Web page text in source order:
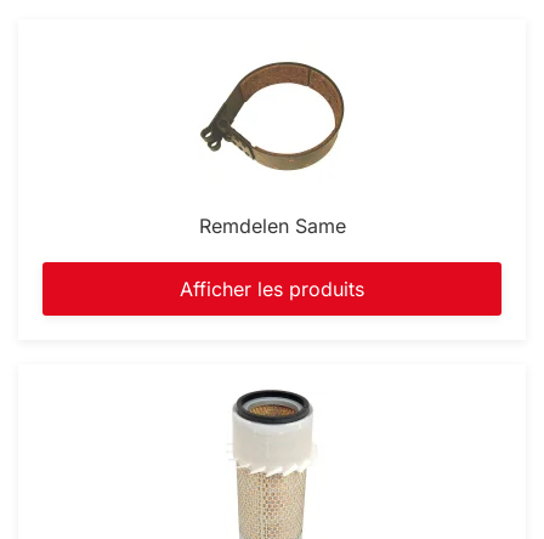
Remdelen Same
Afficher les produits